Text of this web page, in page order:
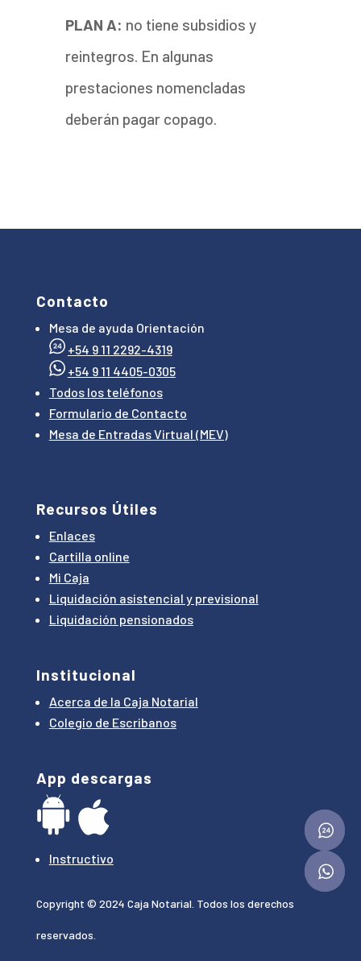
PLAN A: no tiene subsidios y
reintegros. En algunas
prestaciones nomencladas
deberán pagar copago.
Contacto
Mesa de ayuda Orientación
+54 9 11 2292-4319
+54 9 11 4405-0305
Todos los teléfonos
Formulario de Contacto
Mesa de Entradas Virtual (MEV)
Recursos Útiles
Enlaces
Cartilla online
Mi Caja
Liquidación asistencial y previsional
Liquidación pensionados
Institucional
Acerca de la Caja Notarial
Colegio de Escribanos
App descargas
Instructivo
Copyright © 2024 Caja Notarial. Todos los derechos
reservados.